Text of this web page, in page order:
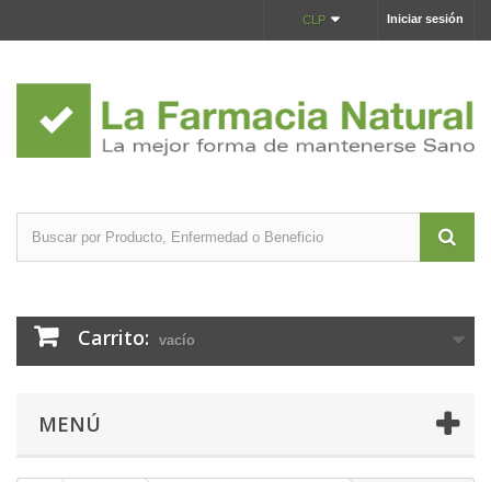
Iniciar sesión
CLP
Carrito: vacío
MENÚ